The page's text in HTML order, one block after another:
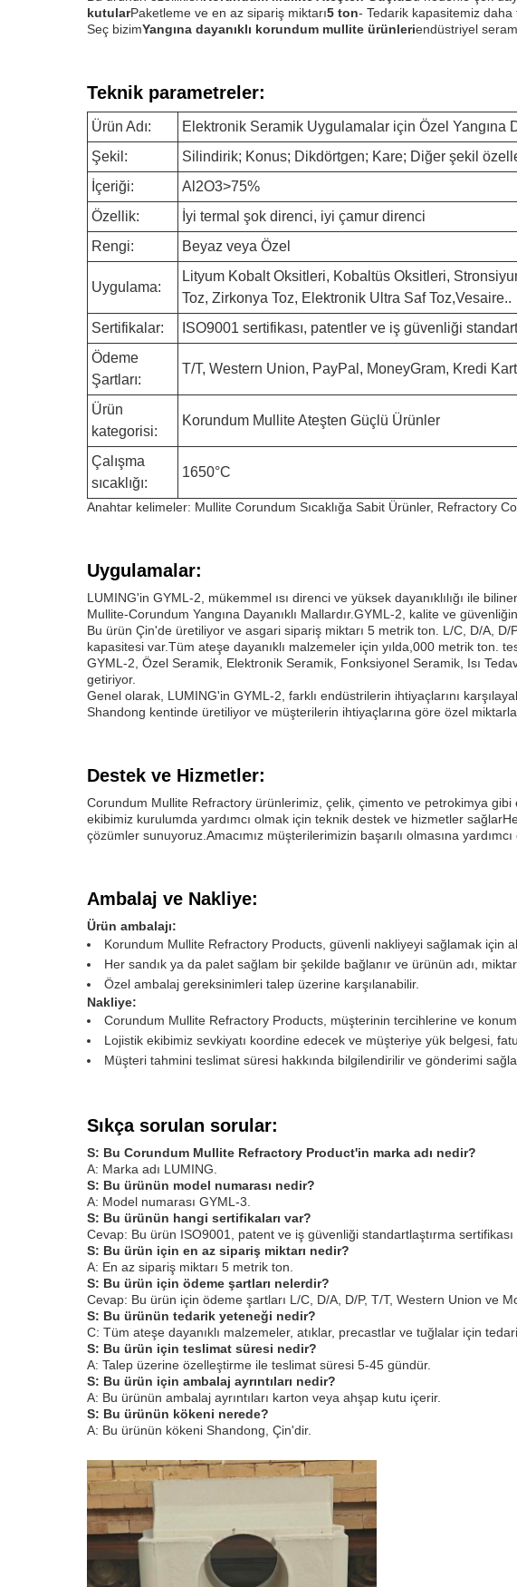
kutularPaketleme ve en az sipariş miktarı5 ton- Tedarik kapasitemiz daha
Seç bizimYangına dayanıklı korundum mullite ürünleriendüstriyel
Teknik parametreler:
Ürün Adı:
Elektronik Seramik Uygulamalar için Özel Yangına
Şekil:
Silindirik; Konus; Dikdörtgen; Kare; Diğer şekil
İçeriği:
Al2O3>75%
Özellik:
İyi termal şok direnci, iyi çamur direnci
Rengi:
Beyaz veya Özel
Uygulama:
Lityum Kobalt Oksitleri, Kobaltüs Oksitleri,
Toz, Zirkonya Toz, Elektronik Ultra Saf Toz,Vesaire..
Sertifikalar:
ISO9001 sertifikası, patentler ve iş güvenliği
Ödeme
Şartları:
T/T, Western Union, PayPal, MoneyGram, Kredi
Ürün
kategorisi:
Korundum Mullite Ateşten Güçlü Ürünler
Çalışma
sıcaklığı:
1650°C
Anahtar kelimeler: Mullite Corundum Sıcaklığa Sabit Ürünler, Refractory
Uygulamalar:
LUMING'in GYML-2, mükemmel ısı direnci ve yüksek dayanıklılığı ile
Mullite-Corundum Yangına Dayanıklı Mallardır.GYML-2, kalite ve
Bu ürün Çin'de üretiliyor ve asgari sipariş miktarı 5 metrik ton. L/C, D/A,
kapasitesi var.Tüm ateşe dayanıklı malzemeler için yılda,000 metrik ton.
GYML-2, Özel Seramik, Elektronik Seramik, Fonksiyonel Seramik, Isı
getiriyor.
Genel olarak, LUMING'in GYML-2, farklı endüstrilerin ihtiyaçlarını
Shandong kentinde üretiliyor ve müşterilerin ihtiyaçlarına göre özel
Destek ve Hizmetler:
Corundum Mullite Refractory ürünlerimiz, çelik, çimento ve petrokimya
ekibimiz kurulumda yardımcı olmak için teknik destek ve hizmetler
çözümler sunuyoruz.Amacımız müşterilerimizin başarılı olmasına
Ambalaj ve Nakliye:
Ürün ambalajı:
Korundum Mullite Refractory Products, güvenli nakliyeyi sağlamak için
Her sandık ya da palet sağlam bir şekilde bağlanır ve ürünün adı,
Özel ambalaj gereksinimleri talep üzerine karşılanabilir.
Nakliye:
Corundum Mullite Refractory Products, müşterinin tercihlerine ve
Lojistik ekibimiz sevkiyatı koordine edecek ve müşteriye yük belgesi,
Müşteri tahmini teslimat süresi hakkında bilgilendirilir ve gönderimi
Sıkça sorulan sorular:
S: Bu Corundum Mullite Refractory Product'in marka adı nedir?
A: Marka adı LUMING.
S: Bu ürünün model numarası nedir?
A: Model numarası GYML-3.
S: Bu ürünün hangi sertifikaları var?
Cevap: Bu ürün ISO9001, patent ve iş güvenliği standartlaştırma sertifikası
S: Bu ürün için en az sipariş miktarı nedir?
A: En az sipariş miktarı 5 metrik ton.
S: Bu ürün için ödeme şartları nelerdir?
Cevap: Bu ürün için ödeme şartları L/C, D/A, D/P, T/T, Western Union ve
S: Bu ürünün tedarik yeteneği nedir?
C: Tüm ateşe dayanıklı malzemeler, atıklar, precastlar ve tuğlalar için
S: Bu ürün için teslimat süresi nedir?
A: Talep üzerine özelleştirme ile teslimat süresi 5-45 gündür.
S: Bu ürün için ambalaj ayrıntıları nedir?
A: Bu ürünün ambalaj ayrıntıları karton veya ahşap kutu içerir.
S: Bu ürünün kökeni nerede?
A: Bu ürünün kökeni Shandong, Çin'dir.